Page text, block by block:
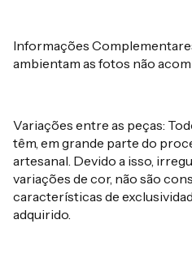
Informações
ambientam as fotos não
Variações entre as peças:
têm, em grande parte do
artesanal. Devido a isso,
variações de cor, não são
características de
adquirido.